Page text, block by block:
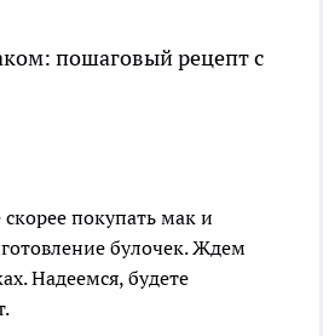
покупать мак и
булочек. Ждем
Надеемся, будете